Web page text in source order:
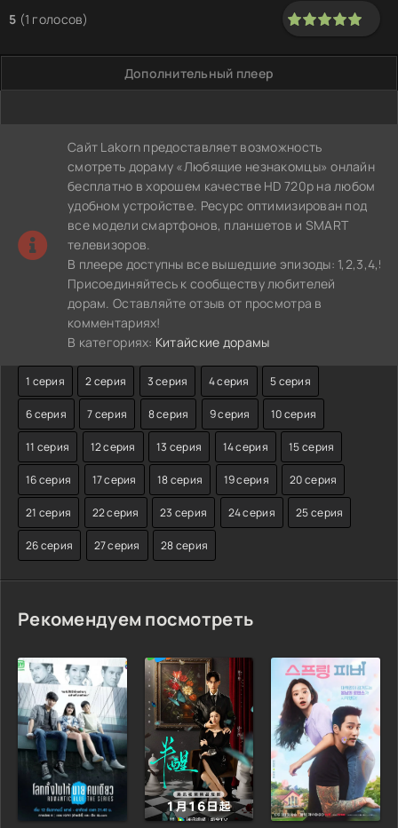
5 (1 голосов)
Дополнительный плеер
Сайт Lakorn предоставляет возможность
смотреть дораму «Любящие незнакомцы» онлайн
бесплатно в хорошем качестве HD 720p на любом
удобном устройстве. Ресурс оптимизирован под
все модели смартфонов, планшетов и SMART
телевизоров.
В плеере доступны все вышедшие эпизоды:
Присоединяйтесь к сообществу любителей
дорам. Оставляйте отзыв от просмотра в
комментариях!
В категориях: Китайские дорамы
1 серия 2 серия 3 серия 4 серия 5 серия
6 серия 7 серия 8 серия 9 серия 10 серия
11 серия 12 серия 13 серия 14 серия 15 серия
16 серия 17 серия 18 серия 19 серия 20 серия
21 серия 22 серия 23 серия 24 серия 25 серия
26 серия 27 серия 28 серия
Рекомендуем посмотреть